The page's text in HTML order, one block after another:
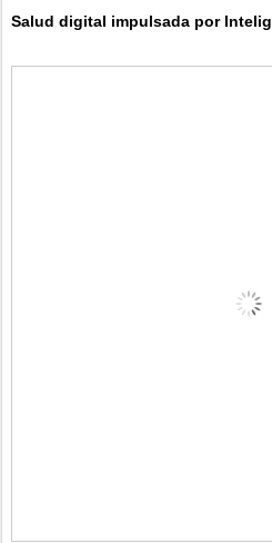
Salud digital impulsada por